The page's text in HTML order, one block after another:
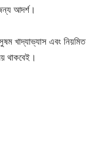
আদর্শ।
খাদ্যাভ্যাস এবং নিয়মিত
থাকবেই।